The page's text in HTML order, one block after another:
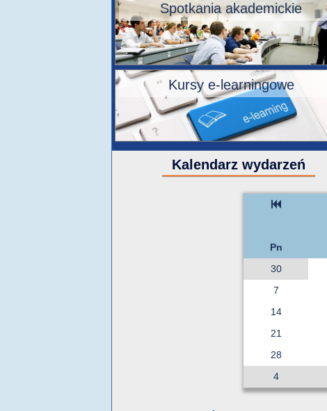
Spotkania akademickie
Kursy e-learningowe
Kalendarz wydarzeń
Pn
30
7
14
21
28
4